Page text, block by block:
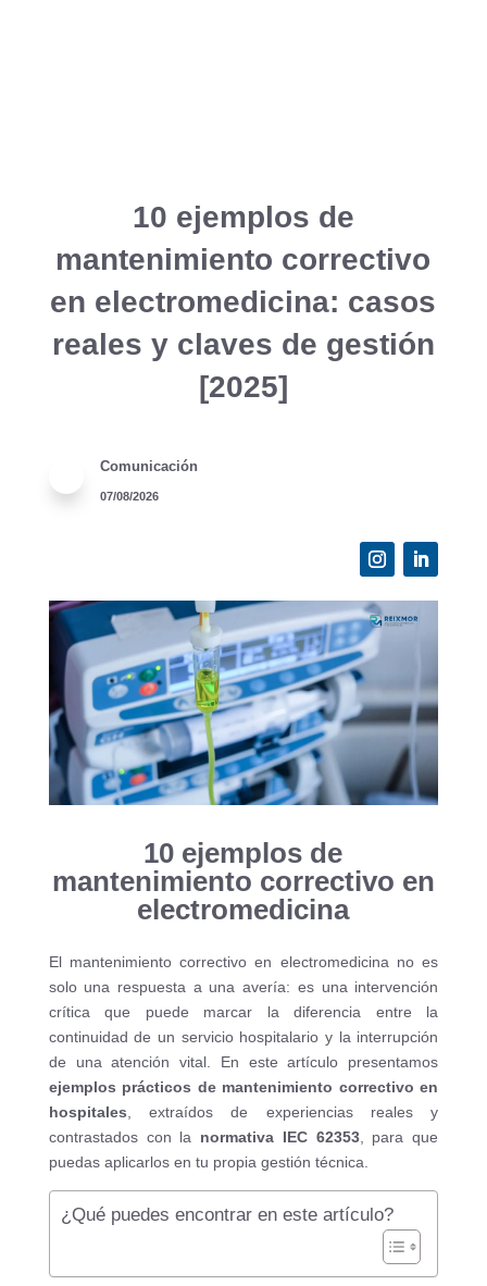
10 ejemplos de
mantenimiento correctivo
en electromedicina: casos
reales y claves de gestión
[2025]
Comunicación
07/08/2026
10 ejemplos de
mantenimiento correctivo en
electromedicina
El mantenimiento correctivo en electromedicina no es
solo una respuesta a una avería: es una intervención
crítica que puede marcar la diferencia entre la
continuidad de un servicio hospitalario y la interrupción
de una atención vital. En este artículo presentamos
ejemplos prácticos de mantenimiento correctivo en
hospitales , extraídos de experiencias reales y
contrastados con la normativa IEC 62353, para que
puedas aplicarlos en tu propia gestión técnica.
¿Qué puedes encontrar en este artículo?